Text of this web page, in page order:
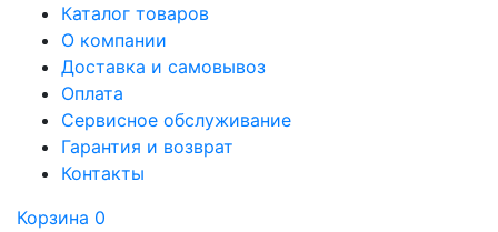
Каталог товаров
О компании
Доставка и самовывоз
Оплата
Сервисное обслуживание
Гарантия и возврат
Контакты
Корзина 0